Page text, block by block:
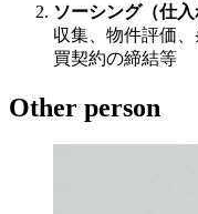
ソーシング（仕
収集、物件評価
買契約の締結等
Other person